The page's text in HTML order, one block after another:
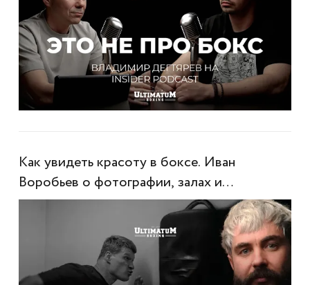
Как увидеть красоту в боксе. Иван
Воробьев о фотографии, залах и
настоящем контенте